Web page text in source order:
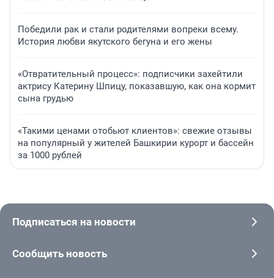
Победили рак и стали родителями вопреки всему.
История любви якутского бегуна и его жены
«Отвратительный процесс»: подписчики захейтили
актрису Катерину Шпицу, показавшую, как она кормит
сына грудью
«Такими ценами отобьют клиентов»: свежие отзывы
на популярный у жителей Башкирии курорт и бассейн
за 1000 рублей
Подписаться на новости
Сообщить новость